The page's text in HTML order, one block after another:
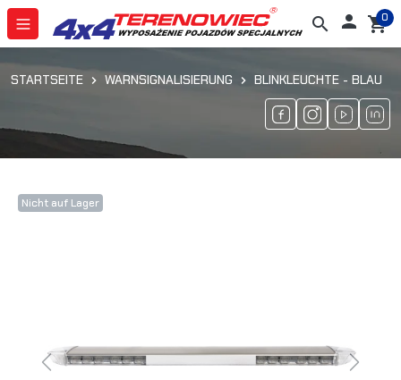
search  shopping_cart
0
STARTSEITE WARNSIGNALISIERUNG BLINKLEUCHTE - BLAU
Nicht auf Lager
Previous Next